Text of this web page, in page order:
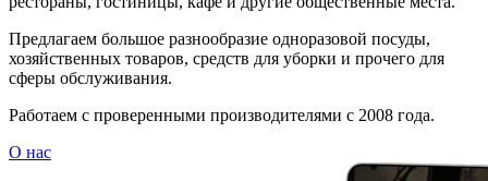
Предлагаем большое разнообразие одноразовой посуды,
хозяйственных товаров, средств для уборки и прочего для
сферы обслуживания.
Работаем с проверенными производителями с 2008 года.
О нас